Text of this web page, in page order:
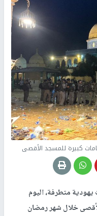
كبيرة للمسجد الأقصى
متطرفة، اليوم
خلال شهر رمضان